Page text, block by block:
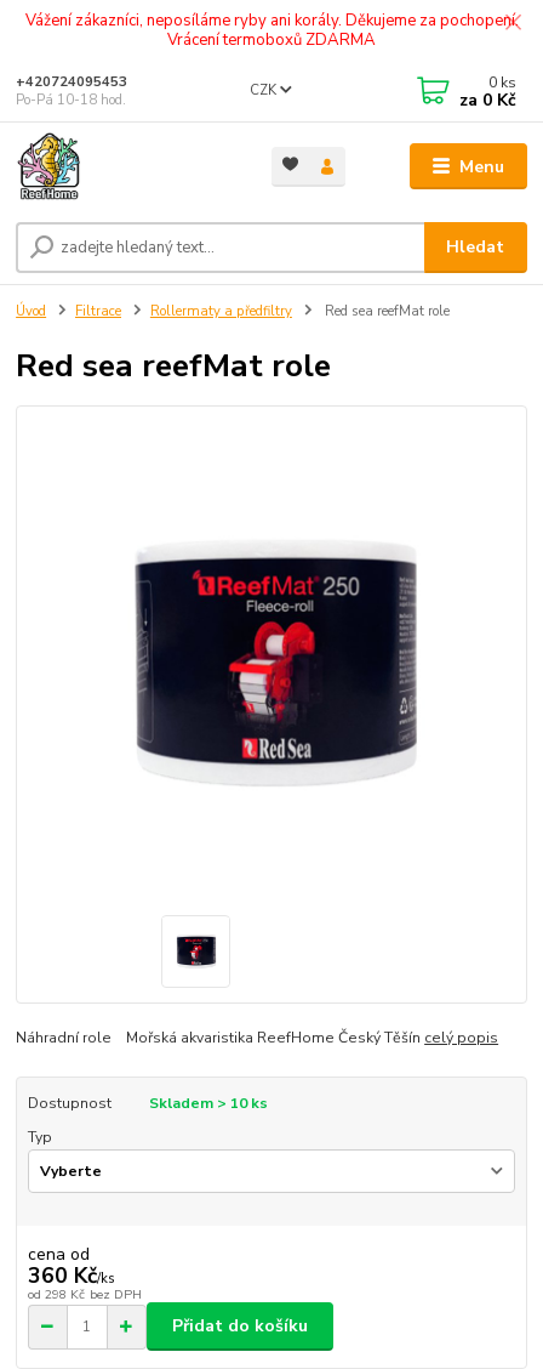
Vážení zákazníci, neposíláme ryby ani korály. Děkujeme za pochopení.
Vrácení termoboxů ZDARMA
Menu
CZK
Hledat
+420724095453
Po-Pá 10-18 hod.
0 ks
za 0 Kč
Úvod Filtrace Rollermaty a předfiltry Red sea reefMat role
Red sea reefMat role
Náhradní role Mořská akvaristika ReefHome Český Těšín celý popis
Dostupnost
Skladem > 10 ks
Typ
cena od
360 Kč/ks
od 298 Kč bez DPH
Přidat do košíku